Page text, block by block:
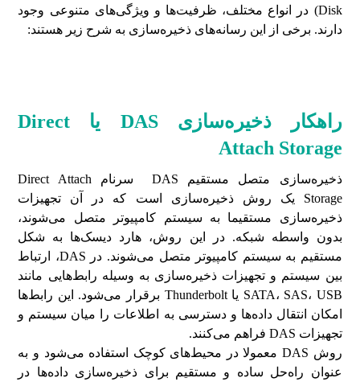
Disk) در انواع مختلف، ظرفیت‌ها و ویژگی‌های متنوعی وجود
دارند. برخی از این رسانه‌های ذخیره‌سازی به شرح زیر هستند:
راهکار ذخیرهسازیDAS یا Direct
Attach Storage
ذخیره‌سازی متصل مستقیم DAS سرنام Direct Attach
Storage یک روش ذخیره‌سازی است که در آن تجهیزات
ذخیره‌سازی مستقیما به سیستم کامپیوتر متصل می‌شوند،
بدون واسطه شبکه. در این روش، هارد دیسک‌ها به شکل
مستقیم به سیستم کامپیوتر متصل می‌شوند. در DAS، ارتباط
بین سیستم و تجهیزات ذخیره‌سازی به وسیله رابط‌هایی مانند
SATA، SAS، USB یا Thunderbolt برقرار می‌شود. این رابط‌ها
امکان انتقال داده‌ها و دسترسی به اطلاعات را میان سیستم و
تجهیزات DAS فراهم می‌کنند.
روش DAS معمولا در محیط‌های کوچک استفاده می‌شود و به
عنوان راه‌حل ساده و مستقیم برای ذخیره‌سازی داده‌ها در